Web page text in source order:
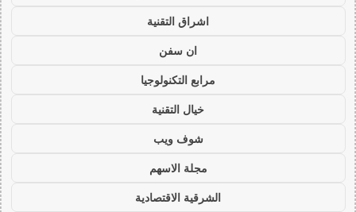
اشراق التقنية
ان سفن
مرابع التكنولوجيا
خيال التقنية
شوف ويب
مجلة الاسهم
الشرقية الاقتصادية